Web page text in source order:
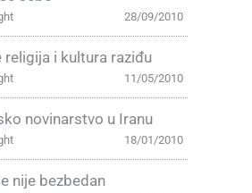
28/09/2010
religija i kultura raziđu
11/05/2010
novinarstvo u Iranu
18/01/2010
nije bezbedan